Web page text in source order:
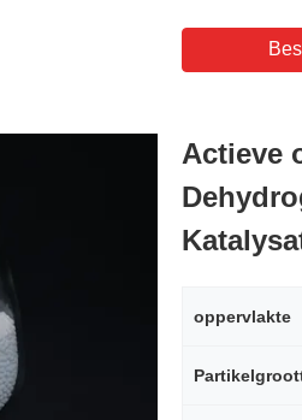
Actieve
oppervlakte